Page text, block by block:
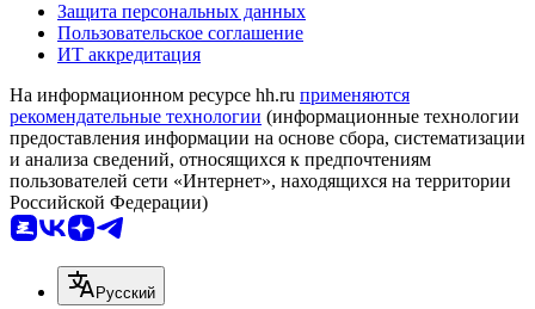
Защита персональных данных
Пользовательское соглашение
ИТ аккредитация
На информационном ресурсе hh.ru применяются
рекомендательные технологии (информационные технологии
предоставления информации на основе сбора, систематизации
и анализа сведений, относящихся к предпочтениям
пользователей сети «Интернет», находящихся на территории
Российской Федерации)
Русский